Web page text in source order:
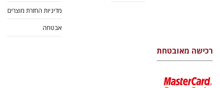
מדיניות החזרת מוצרים
אבטחה
רכישה מאובטחת